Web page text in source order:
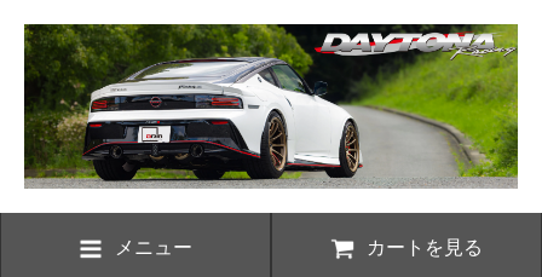
メニュー カートを見る